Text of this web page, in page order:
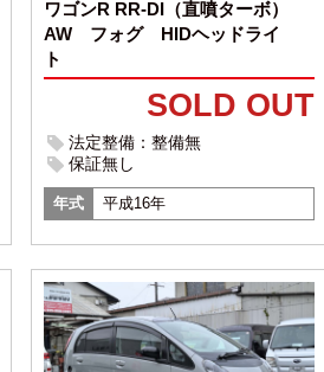
ワゴンR RR-DI（直噴ターボ）
AW フォグ HIDヘッドライ
ト
SOLD OUT
法定整備：整備無
保証無し
年式 平成16年